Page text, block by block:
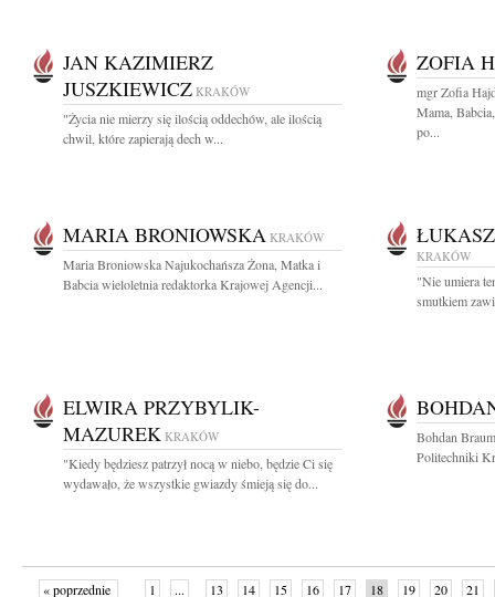
JAN KAZIMIERZ
JUSZKIEWICZ KRAKÓW
"Życia nie mierzy się ilością oddechów, ale ilością
chwil, które zapierają dech w...
ZOFIA
mgr Zofia
Mama,
po...
MARIA BRONIOWSKA KRAKÓW
Maria Broniowska Najukochańsza Żona, Matka i
Babcia wieloletnia redaktorka Krajowej Agencji...
KRAKÓW
"Nie umiera
smutkiem
ELWIRA PRZYBYLIK-
MAZUREK KRAKÓW
"Kiedy będziesz patrzył nocą w niebo, będzie Ci się
wydawało, że wszystkie gwiazdy śmieją się do...
Bohdan
Politechniki
« poprzednie 1 ... 13 14 15 16 17 18 19 20 21